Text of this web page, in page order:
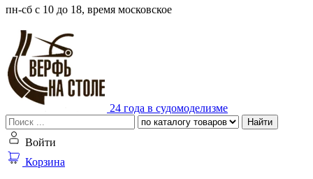
пн-сб с 10 до 18, время московское
24 года в судомоделизме
Найти
Войти
Корзина